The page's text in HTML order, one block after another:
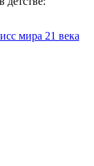
мира 21 века